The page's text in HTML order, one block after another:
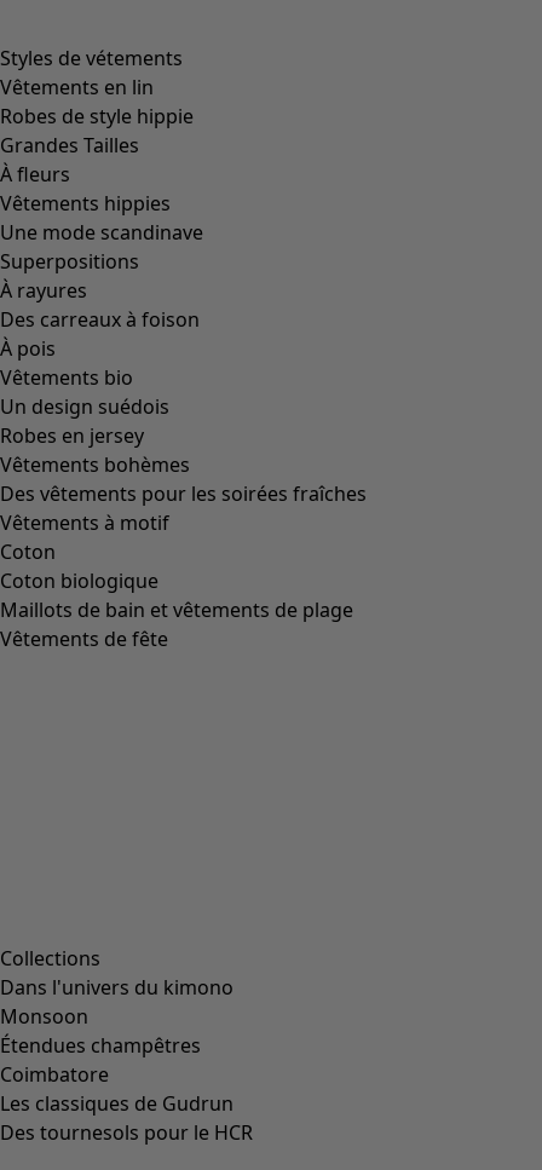
Styles de vétements
Vêtements en lin
Robes de style hippie
Grandes Tailles
À fleurs
Vêtements hippies
Une mode scandinave
Superpositions
À rayures
Des carreaux à foison
À pois
Vêtements bio
Un design suédois
Robes en jersey
Vêtements bohèmes
Des vêtements pour les soirées fraîches
Vêtements à motif
Coton
Coton biologique
Maillots de bain et vêtements de plage
Vêtements de fête
Collections
Dans l'univers du kimono
Monsoon
Étendues champêtres
Coimbatore
Les classiques de Gudrun
Des tournesols pour le HCR